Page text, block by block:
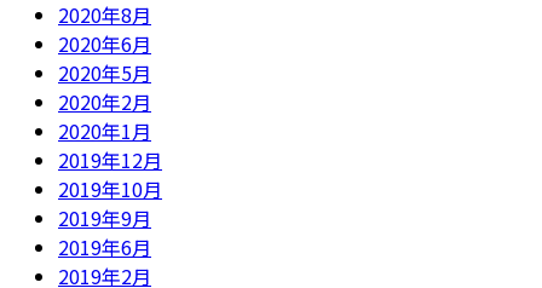
2020年8月
2020年6月
2020年5月
2020年2月
2020年1月
2019年12月
2019年10月
2019年9月
2019年6月
2019年2月